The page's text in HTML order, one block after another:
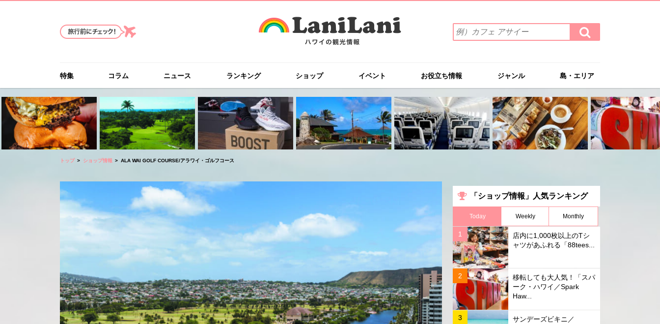
索
ワ
を
入
力
(例）
カ
フ
ェ
イ
ー
検
索
す
特集 コラム ニュース ランキング ショップ イベント お役立ち情報 ジャンル 島・エリア
トップ ショップ情報 ALA WAI GOLF COURSE/アラワイ・ゴルフコース
「ショップ情報」人気ランキング
Today Weekly Monthly
店内に1,000枚以上のTシ
ャツがあふれる「88tees...
移転しても大人気！「スパ
ーク・ハワイ／Spark
Haw...
サンデーズビキニ／